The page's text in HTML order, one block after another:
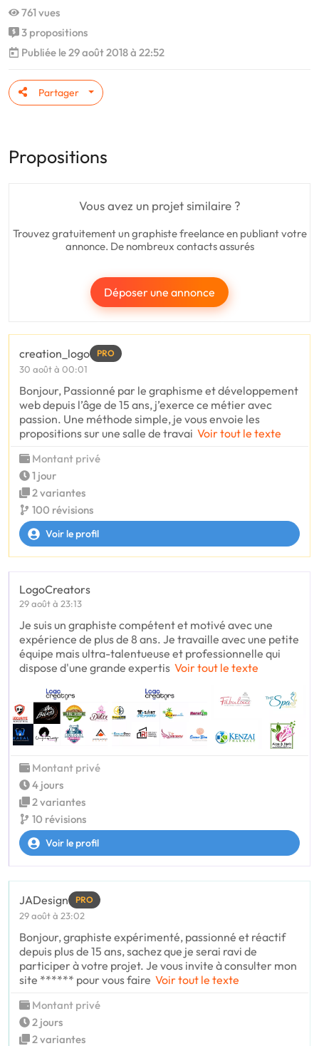
761 vues
3 propositions
Publiée le 29 août 2018 à 22:52
Partager
Propositions
Vous avez un projet similaire ?
Trouvez gratuitement un graphiste freelance en publiant votre
annonce. De nombreux contacts assurés
Déposer une annonce
creation_logo PRO
30 août à 00:01
Bonjour, Passionné par le graphisme et développement
web depuis l’âge de 15 ans, j’exerce ce métier avec
passion. Une méthode simple, je vous envoie les
propositions sur une salle de travai Voir tout le texte
Montant privé
1 jour
2 variantes
100 révisions
Voir le profil
LogoCreators
29 août à 23:13
Je suis un graphiste compétent et motivé avec une
expérience de plus de 8 ans. Je travaille avec une petite
équipe mais ultra-talentueuse et professionnelle qui
dispose d'une grande expertis Voir tout le texte
Montant privé
4 jours
2 variantes
10 révisions
Voir le profil
JADesign PRO
29 août à 23:02
Bonjour, graphiste expérimenté, passionné et réactif
depuis plus de 15 ans, sachez que je serai ravi de
participer à votre projet. Je vous invite à consulter mon
site ****** pour vous faire Voir tout le texte
Montant privé
2 jours
2 variantes